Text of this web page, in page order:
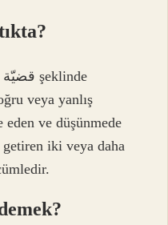
veya yanlış
eden ve düşünmede
getiren iki veya daha